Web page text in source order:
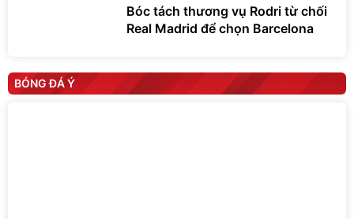
Bóc tách thương vụ Rodri từ chối
Real Madrid để chọn Barcelona
BÓNG ĐÁ Ý